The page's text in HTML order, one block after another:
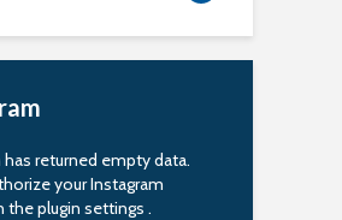
has returned empty data.
your Instagram
theplugin settings .